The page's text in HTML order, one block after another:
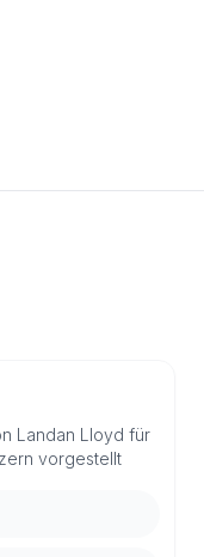
Landan Lloyd für
vorgestellt